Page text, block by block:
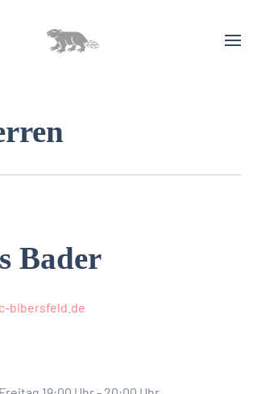
Bader
bibersfeld.de